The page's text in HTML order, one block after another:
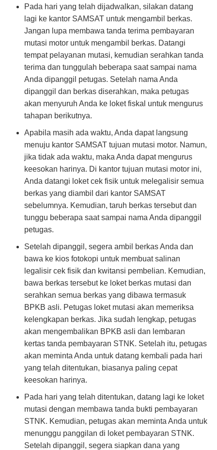
Pada hari yang telah dijadwalkan, silakan datang
lagi ke kantor SAMSAT untuk mengambil berkas.
Jangan lupa membawa tanda terima pembayaran
mutasi motor untuk mengambil berkas. Datangi
tempat pelayanan mutasi, kemudian serahkan tanda
terima dan tunggulah beberapa saat sampai nama
Anda dipanggil petugas. Setelah nama Anda
dipanggil dan berkas diserahkan, maka petugas
akan menyuruh Anda ke loket fiskal untuk mengurus
tahapan berikutnya.
Apabila masih ada waktu, Anda dapat langsung
menuju kantor SAMSAT tujuan mutasi motor. Namun,
jika tidak ada waktu, maka Anda dapat mengurus
keesokan harinya. Di kantor tujuan mutasi motor ini,
Anda datangi loket cek fisik untuk melegalisir semua
berkas yang diambil dari kantor SAMSAT
sebelumnya. Kemudian, taruh berkas tersebut dan
tunggu beberapa saat sampai nama Anda dipanggil
petugas.
Setelah dipanggil, segera ambil berkas Anda dan
bawa ke kios fotokopi untuk membuat salinan
legalisir cek fisik dan kwitansi pembelian. Kemudian,
bawa berkas tersebut ke loket berkas mutasi dan
serahkan semua berkas yang dibawa termasuk
BPKB asli. Petugas loket mutasi akan memeriksa
kelengkapan berkas. Jika sudah lengkap, petugas
akan mengembalikan BPKB asli dan lembaran
kertas tanda pembayaran STNK. Setelah itu, petugas
akan meminta Anda untuk datang kembali pada hari
yang telah ditentukan, biasanya paling cepat
keesokan harinya.
Pada hari yang telah ditentukan, datang lagi ke loket
mutasi dengan membawa tanda bukti pembayaran
STNK. Kemudian, petugas akan meminta Anda untuk
menunggu panggilan di loket pembayaran STNK.
Setelah dipanggil, segera siapkan dana yang